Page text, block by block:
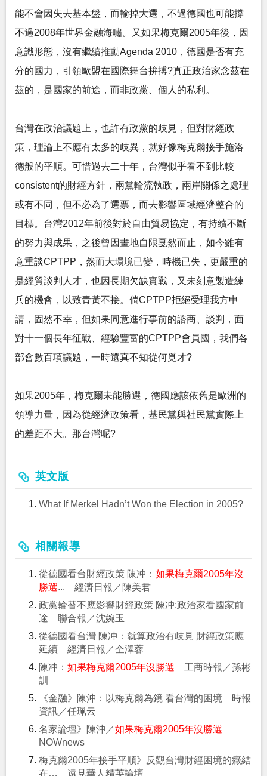
能不會因失去基本盤，而輸掉大選，不過德國也可能撐
不過2008年世界金融海嘯。又如果梅克爾2005年後，因
意識形態，沒有繼續推動Agenda 2010，德國是否有充
分的國力，引領歐盟在國際舞台拚搏?真正政治家念茲在
茲的，是國家的前途，而非政黨、個人的私利。
台灣在政治議題上，也許有政黨的歧見，但對財經政
策，理論上不應有太多的歧異，就好像梅克爾接手施洛
德般的平順。可惜過去二十年，台灣似乎看不到比較
consistent的財經方針，兩黨輪流執政，兩岸關係之處理
或有不同，但不必為了選票，而去影響區域經濟整合的
目標。台灣2012年前後對於自由貿易協定，有持續不斷
的努力與成果，之後曾因畫地自限戛然而止，如今雖有
意重談CPTPP，然而大環境已變，時機已失，更嚴重的
是經貿談判人才，也因長期欠缺實戰，又未刻意製造練
兵的機會，以致青黃不接。倘CPTPP拒絕受理我方申
請，固然不幸，但如果同意進行事前的諮商、談判，面
對十一個長年征戰、經驗豐富的CPTPP會員國，我們各
部會數百項議題，一時還真不知從何覓才?
如果2005年，梅克爾未能勝選，德國應該依舊是歐洲的
領導力量，因為從經濟政策看，基民黨與社民黨實際上
的差距不大。那台灣呢?
英文版
What If Merkel Hadn’t Won the Election in 2005?
相關報導
從德國看台財經政策 陳冲： 如果梅克爾2005年沒
勝選... 經濟日報／陳美君
政黨輪替不應影響財經政策 陳冲:政治家看國家前
途 聯合報／沈婉玉
從德國看台灣 陳冲：就算政治有歧見 財經政策應
延續 經濟日報／仝澤蓉
陳冲： 如果梅克爾2005年沒勝選 工商時報／孫彬
訓
《金融》陳沖：以梅克爾為鏡 看台灣的困境 時報
資訊／任珮云
名家論壇》陳沖／如果梅克爾2005年沒勝選
NOWnews
梅克爾2005年接手平順》反觀台灣財經困境的癥結
在… 遠見華人精英論壇